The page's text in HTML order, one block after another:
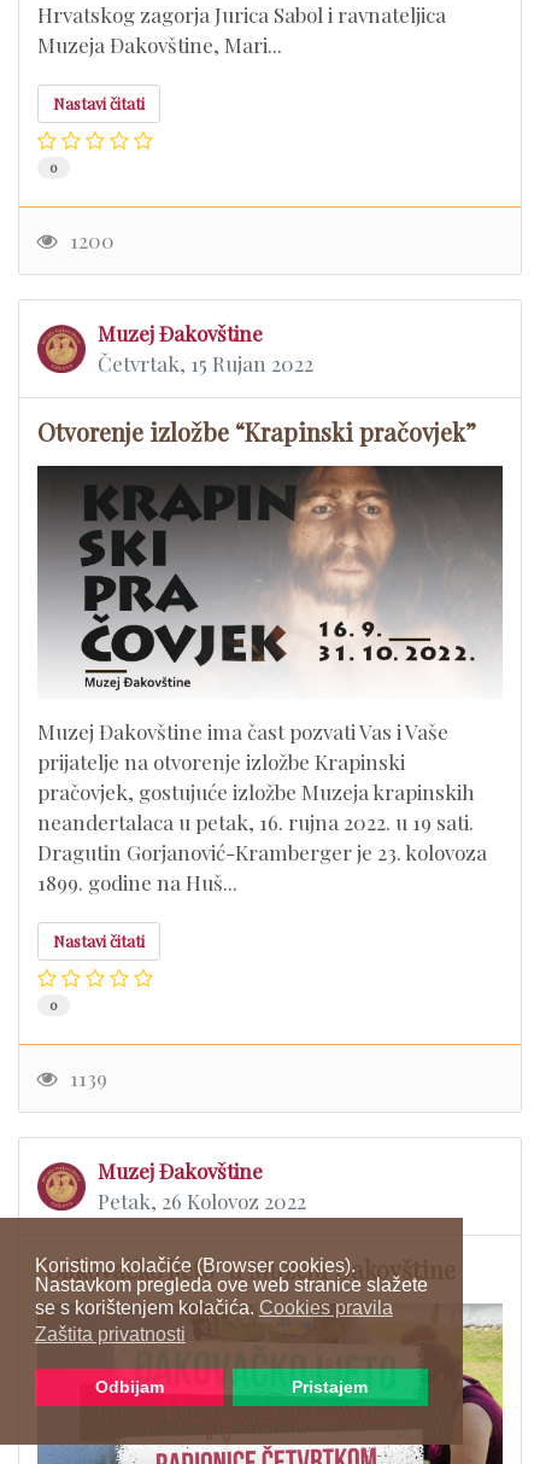
Koristimo kolačiće (Browser cookies).
Nastavkom pregleda ove web stranice slažete
se s korištenjem kolačića. Cookies pravila
Zaštita privatnosti
Odbijam Pristajem
Hrvatskog zagorja Jurica Sabol i ravnateljica
Muzeja Đakovštine, Mari...
Nastavi čitati
0
1200
Muzej Đakovštine
Četvrtak, 15 Rujan 2022
Otvorenje izložbe “Krapinski pračovjek”
Muzej Đakovštine ima čast pozvati Vas i Vaše
prijatelje na otvorenje izložbe Krapinski
pračovjek, gostujuće izložbe Muzeja krapinskih
neandertalaca u petak, 16. rujna 2022. u 19 sati.
Dragutin Gorjanović-Kramberger je 23. kolovoza
1899. godine na Huš...
Nastavi čitati
0
1139
Muzej Đakovštine
Petak, 26 Kolovoz 2022
"Đakovačko ljeto" u Muzeju Đakovštine